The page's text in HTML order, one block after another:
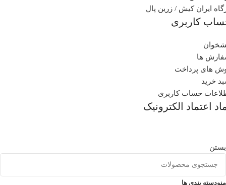
ایران کیش / زرین پال
کاربری
ها
های پرداخت
خرید
حساب کاربری
اعتماد الکترونیک
بستن
منودسته بندی ها